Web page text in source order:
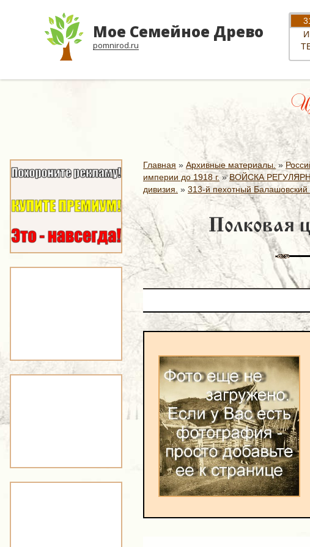
Мое Семейное Древо
pomnirod.ru
Из
Главная » Архивные материалы. »
империи до 1918 г.»ВОЙСКА
дивизия. » 313-й пехотный Балашовский
Полковая